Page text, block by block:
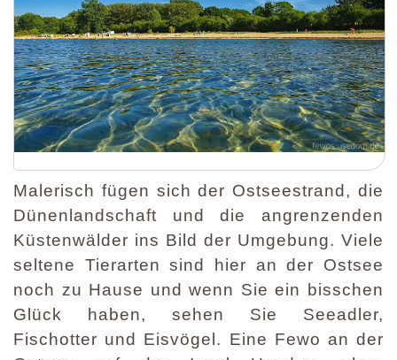
Malerisch fügen sich der Ostseestrand, die
Dünenlandschaft und die angrenzenden
Küstenwälder ins Bild der Umgebung. Viele
seltene Tierarten sind hier an der Ostsee
noch zu Hause und wenn Sie ein bisschen
Glück haben, sehen Sie Seeadler,
Fischotter und Eisvögel. Eine Fewo an der